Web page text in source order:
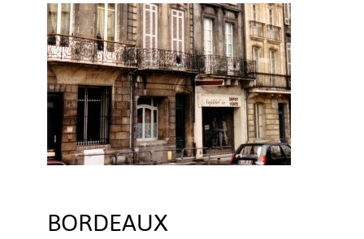
BORDEAUX